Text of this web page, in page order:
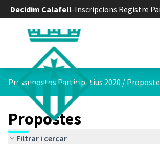
Decidim Calafell-Inscripcions Registre
Pressupostos Participatius 2020 /
Propostes
Filtrar i cercar